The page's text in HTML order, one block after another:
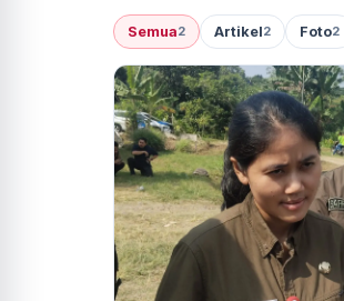
Semua2 Artikel2 Foto2